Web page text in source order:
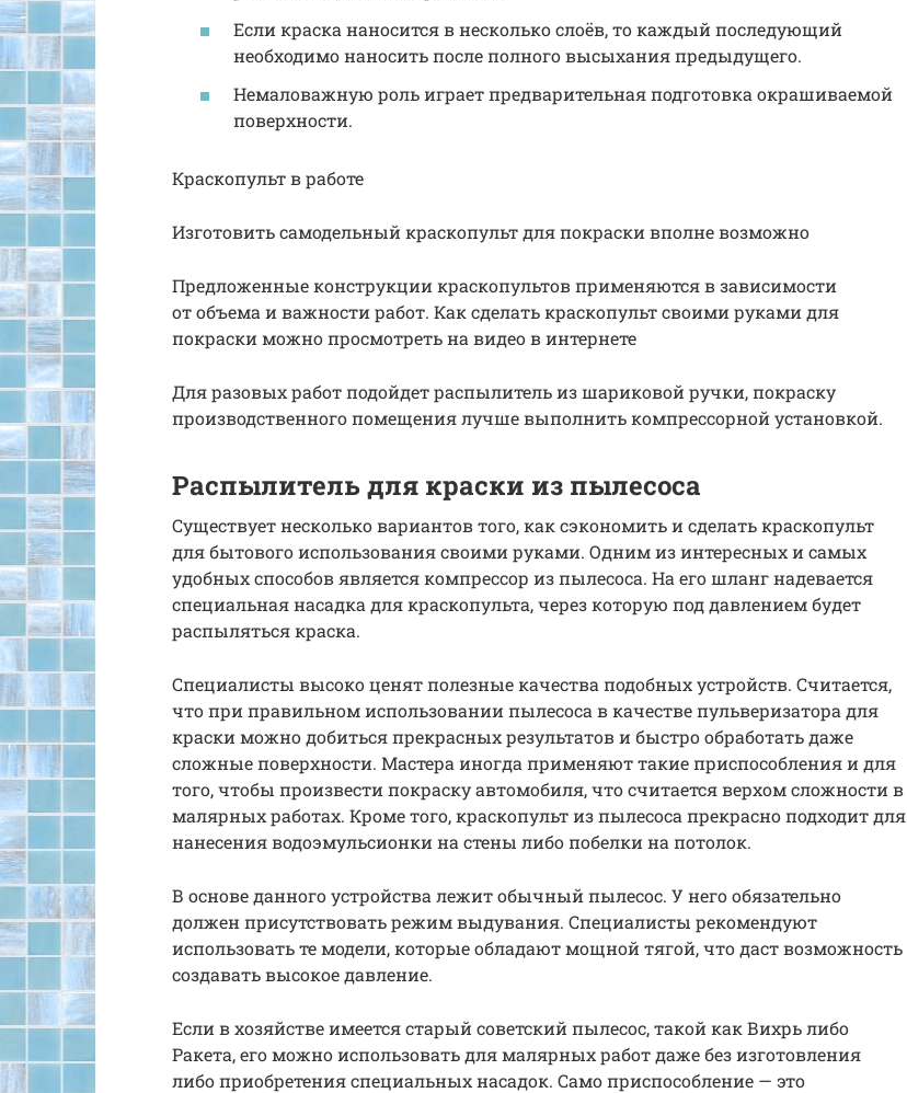
Если краска наносится в несколько слоёв, то каждый последующий
необходимо наносить после полного высыхания предыдущего.
Немаловажную роль играет предварительная подготовка окрашиваемой
поверхности.
Краскопульт в работе
Изготовить самодельный краскопульт для покраски вполне возможно
Предложенные конструкции краскопультов применяются в зависимости
от объема и важности работ. Как сделать краскопульт своими руками для
покраски можно просмотреть на видео в интернете
Для разовых работ подойдет распылитель из шариковой ручки, покраску
производственного помещения лучше выполнить компрессорной установкой.
Распылитель для краски из пылесоса
Существует несколько вариантов того, как сэкономить и сделать краскопульт
для бытового использования своими руками. Одним из интересных и самых
удобных способов является компрессор из пылесоса. На его шланг надевается
специальная насадка для краскопульта, через которую под давлением будет
распыляться краска.
Специалисты высоко ценят полезные качества подобных устройств. Считается,
что при правильном использовании пылесоса в качестве пульверизатора для
краски можно добиться прекрасных результатов и быстро обработать даже
сложные поверхности. Мастера иногда применяют такие приспособления и для
того, чтобы произвести покраску автомобиля, что считается верхом сложности в
малярных работах. Кроме того, краскопульт из пылесоса прекрасно подходит для
нанесения водоэмульсионки на стены либо побелки на потолок.
В основе данного устройства лежит обычный пылесос. У него обязательно
должен присутствовать режим выдувания. Специалисты рекомендуют
использовать те модели, которые обладают мощной тягой, что даст возможность
создавать высокое давление.
Если в хозяйстве имеется старый советский пылесос, такой как Вихрь либо
Ракета, его можно использовать для малярных работ даже без изготовления
либо приобретения специальных насадок. Само приспособление — это